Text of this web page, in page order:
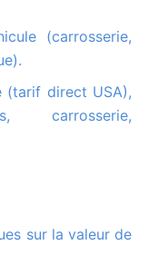
carrosserie,